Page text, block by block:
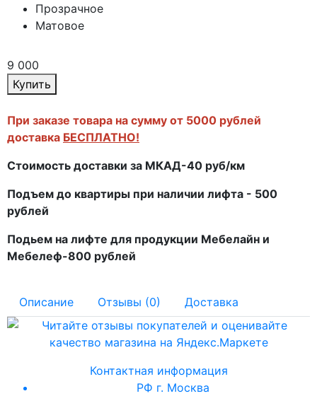
Прозрачное
Матовое
9 000
Купить
При заказе товара на сумму от 5000 рублей
доставка БЕСПЛАТНО!
Стоимость доставки за МКАД-40 руб/км
Подъем до квартиры при наличии лифта - 500
рублей
Подьем на лифте для продукции Мебелайн и
Мебелеф-800 рублей
Описание Отзывы (0) Доставка
Контактная информация
РФ г. Москва